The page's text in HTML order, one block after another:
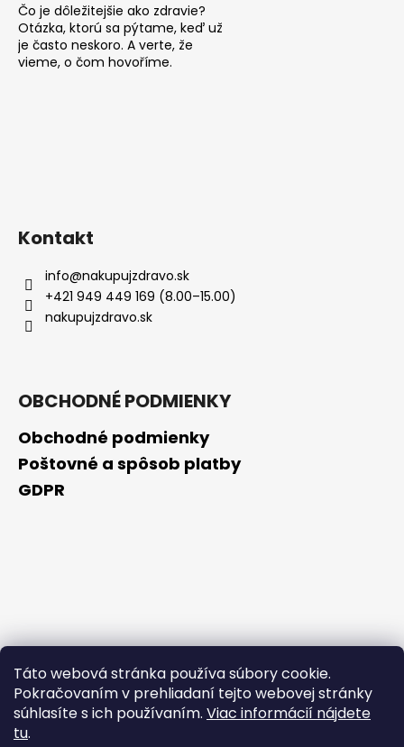
Táto webová stránka používa súbory cookie.
Pokračovaním v prehliadaní tejto webovej stránky
súhlasíte s ich používaním. Viac informácií nájdete
tu.
Čo je dôležitejšie ako zdravie?
Otázka, ktorú sa pýtame, keď už
je často neskoro. A verte, že
vieme, o čom hovoříme.
Kontakt
info@nakupujzdravo.sk
+421 949 449 169 (8.00–15.00)
nakupujzdravo.sk
OBCHODNÉ PODMIENKY
Obchodné podmienky
Poštovné a spôsob platby
GDPR